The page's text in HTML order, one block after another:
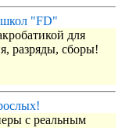
школ "FD"
для
разряды, сборы!
с реальным